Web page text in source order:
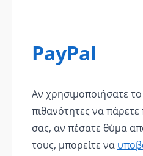
PayPal
Αν χρησιμοποιήσατε
πιθανότητες να
σας, αν πέσατε θύμα
τους, μπορείτε να